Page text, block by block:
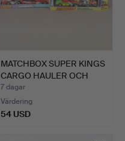
MATCHBOX SUPER KINGS
CARGO HAULER OCH
CAR …
7 dagar
Värdering
54 USD